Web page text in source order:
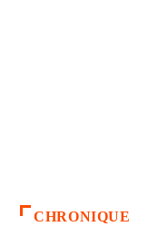
CHRONIQUE